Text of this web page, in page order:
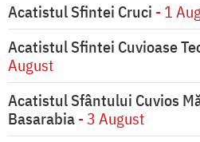
Acatistul Sfintei Cruci - 1
Acatistul Sfintei Cuvioase
August
Acatistul Sfântului Cuvios
Basarabia- 3 August